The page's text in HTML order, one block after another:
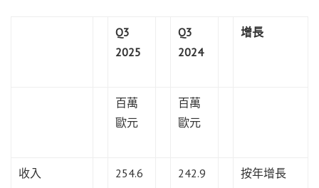
Q3
2025
Q3
2024
增長
百萬
歐元
百萬
歐元
收入 254.6 242.9
按年增長